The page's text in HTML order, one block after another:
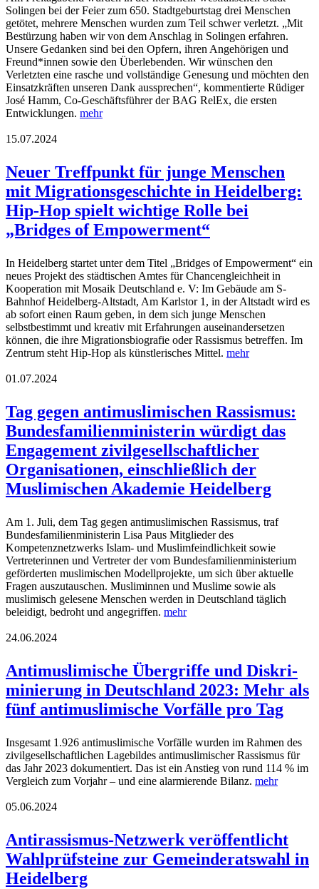
Solingen bei der Feier zum 650. Stadtgeburtstag drei Menschen
getötet, mehrere Menschen wurden zum Teil schwer verletzt. „Mit
Bestürzung haben wir von dem Anschlag in Solingen erfahren.
Unsere Gedanken sind bei den Opfern, ihren Angehörigen und
Freund*innen sowie den Überlebenden. Wir wünschen den
Verletzten eine rasche und vollständige Genesung und möchten den
Einsatzkräften unseren Dank aussprechen“, kommentierte Rüdiger
José Hamm, Co-Geschäftsführer der BAG RelEx, die ersten
Entwicklungen. mehr
15.07.2024
Neuer Treffpunkt für junge Menschen
mit Migrationsgeschichte in Heidelberg:
Hip-Hop spielt wichtige Rolle bei
„Bridges of Empowerment“
In Heidelberg startet unter dem Titel „Bridges of Empowerment“ ein
neues Projekt des städtischen Amtes für Chancengleichheit in
Kooperation mit Mosaik Deutschland e. V: Im Gebäude am S-
Bahnhof Heidelberg-Altstadt, Am Karlstor 1, in der Altstadt wird es
ab sofort einen Raum geben, in dem sich junge Menschen
selbstbestimmt und kreativ mit Erfahrungen auseinandersetzen
können, die ihre Migrationsbiografie oder Rassismus betreffen. Im
Zentrum steht Hip-Hop als künstlerisches Mittel. mehr
01.07.2024
Tag gegen antimuslimischen Rassismus:
Bundesfamilienministerin würdigt das
Engagement zivilgesellschaftlicher
Organisationen, einschließlich der
Muslimischen Akademie Heidelberg
Am 1. Juli, dem Tag gegen antimuslimischen Rassismus, traf
Bundesfamilienministerin Lisa Paus Mitglieder des
Kompetenznetzwerks Islam- und Muslimfeindlichkeit sowie
Vertreterinnen und Vertreter der vom Bundesfamilienministerium
geförderten muslimischen Modellprojekte, um sich über aktuelle
Fragen auszutauschen. Musliminnen und Muslime sowie als
muslimisch gelesene Menschen werden in Deutschland täglich
beleidigt, bedroht und angegriffen. mehr
24.06.2024
Antimus­li­mische Übergriffe und Diskri­
mi­nierung in Deutschland 2023: Mehr als
fünf antimus­li­mische Vorfälle pro Tag
Insgesamt 1.926 antimuslimische Vorfälle wurden im Rahmen des
zivilgesellschaftlichen Lagebildes antimuslimischer Rassismus für
das Jahr 2023 dokumentiert. Das ist ein Anstieg von rund 114 % im
Vergleich zum Vorjahr – und eine alarmierende Bilanz. mehr
05.06.2024
Antirassismus-Netzwerk veröffentlicht
Wahlprüfsteine zur Gemeinderatswahl in
Heidelberg